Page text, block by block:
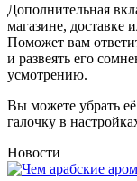
Дополнительная
магазине, доставке
Поможет вам
и развеять его
усмотрению.
Вы можете убрать
галочку в
Новости